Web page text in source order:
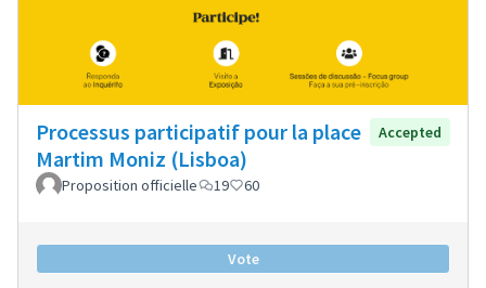
Processus participatif pour la place
Martim Moniz (Lisboa)
Accepted
Proposition officielle 19 60
Vote